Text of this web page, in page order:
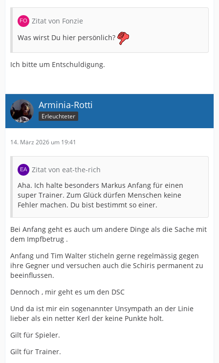
Zitat von Fonzie
Was wirst Du hier persönlich?
Ich bitte um Entschuldigung.
Arminia-Rotti
Erleuchteter
14. März 2026 um 19:41
Zitat von eat-the-rich
Aha. Ich halte besonders Markus Anfang für einen
super Trainer. Zum Glück dürfen Menschen keine
Fehler machen. Du bist bestimmt so einer.
Bei Anfang geht es auch um andere Dinge als die Sache mit
dem Impfbetrug .
Anfang und Tim Walter sticheln gerne regelmässig gegen
ihre Gegner und versuchen auch die Schiris permanent zu
beeinflussen.
Dennoch , mir geht es um den DSC
Und da ist mir ein sogenannter Unsympath an der Linie
lieber als ein netter Kerl der keine Punkte holt.
Gilt für Spieler.
Gilt für Trainer.